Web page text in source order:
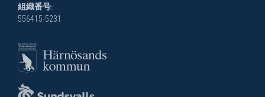
組織番号:
556415-5231